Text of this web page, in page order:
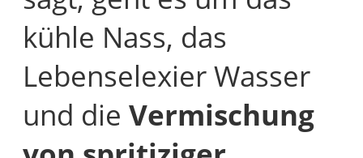
kühle Nass, das
Lebenselexier Wasser
und die Vermischung